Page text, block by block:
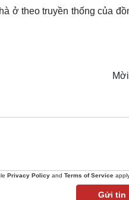
ở theo truyền thống của
Privacy Policy and Terms of Service
Gửi tin